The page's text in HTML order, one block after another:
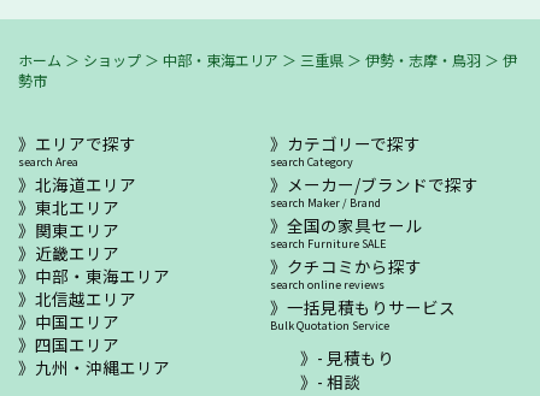
ホーム ＞ ショップ ＞ 中部・東海エリア ＞ 三重県 ＞ 伊勢・志摩・鳥羽 ＞ 伊
勢市
エリアで探す
search Area
北海道エリア
東北エリア
関東エリア
近畿エリア
中部・東海エリア
北信越エリア
中国エリア
四国エリア
九州・沖縄エリア
カテゴリーで探す
search Category
メーカー/ブランドで探す
search Maker / Brand
全国の家具セール
search Furniture SALE
クチコミから探す
search online reviews
一括見積もりサービス
Bulk Quotation Service
- 見積もり
- 相談